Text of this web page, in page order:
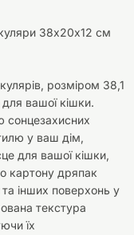
38х20х12 см
розміром 38,1
вашої кішки.
сонцезахисних
у ваш дім,
для вашої кішки,
картону дряпак
та інших поверхонь у
текстура
їх